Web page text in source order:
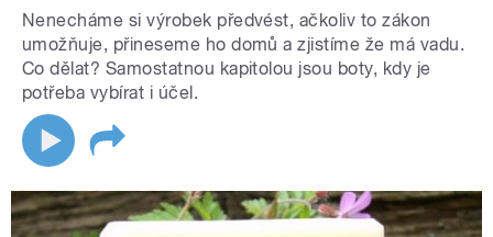
Nenecháme si výrobek předvést, ačkoliv to zákon
umožňuje, přineseme ho domů a zjistíme že má vadu.
Co dělat? Samostatnou kapitolou jsou boty, kdy je
potřeba vybírat i účel.